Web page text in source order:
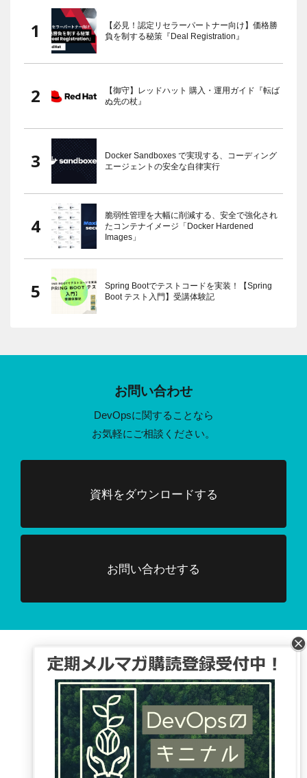
【必見！認定リセラーパートナー向け】価格勝
負を制する秘策『Deal Registration』
【御守】レッドハット 購入・運用ガイド『転ば
ぬ先の杖』
Docker Sandboxes で実現する、コーディング
エージェントの安全な自律実行
脆弱性管理を大幅に削減する、安全で強化され
たコンテナイメージ「Docker Hardened
Images」
Spring Bootでテストコードを実装！【Spring
Boot テスト入門】受講体験記
お問い合わせ
DevOpsに関することなら
お気軽にご相談ください。
資料をダウンロードする
お問い合わせする
Facebook、TwitterでDevOpsに関する
情報配信を行っています。
Tweets by DevOpsHubjp